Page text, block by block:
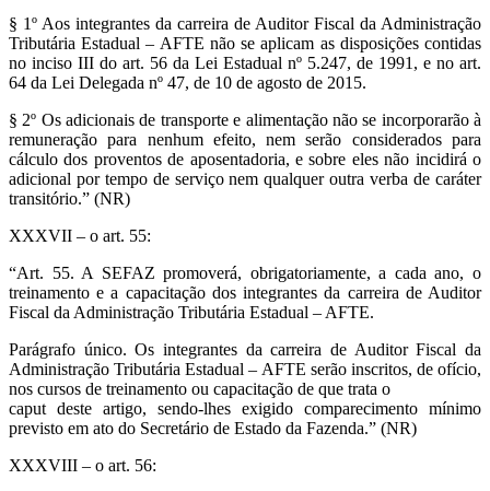
§ 1º Aos integrantes da carreira de Auditor Fiscal da Administração
Tributária Estadual – AFTE não se aplicam as disposições contidas
no inciso III do art. 56 da Lei Estadual nº 5.247, de 1991, e no art.
64 da Lei Delegada nº 47, de 10 de agosto de 2015.
§ 2º Os adicionais de transporte e alimentação não se incorporarão à
remuneração para nenhum efeito, nem serão considerados para
cálculo dos proventos de aposentadoria, e sobre eles não incidirá o
adicional por tempo de serviço nem qualquer outra verba de caráter
transitório.” (NR)
XXXVII – o art. 55:
“Art. 55. A SEFAZ promoverá, obrigatoriamente, a cada ano, o
treinamento e a capacitação dos integrantes da carreira de Auditor
Fiscal da Administração Tributária Estadual – AFTE.
Parágrafo único. Os integrantes da carreira de Auditor Fiscal da
Administração Tributária Estadual – AFTE serão inscritos, de ofício,
nos cursos de treinamento ou capacitação de que trata o
caput deste artigo, sendo-lhes exigido comparecimento mínimo
previsto em ato do Secretário de Estado da Fazenda.” (NR)
XXXVIII – o art. 56: